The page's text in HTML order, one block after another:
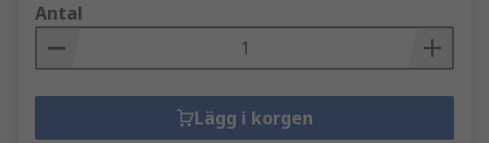
Antal
Lägg i korgen